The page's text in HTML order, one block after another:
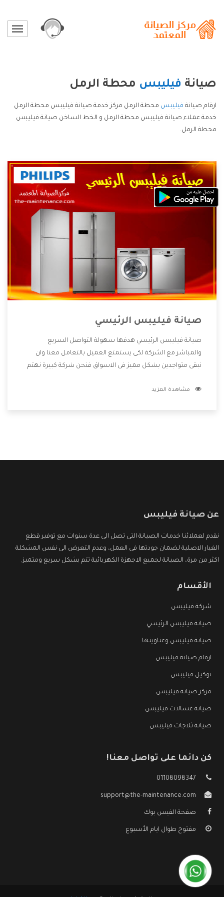
صيانة فيليبس محطة الرمل
ارقام صيانة فيليبس محطة الرمل مركز خدمة صيانة فيليبس محطة الرمل
خدمة عملاء صيانة فيليبس محطة الرمل و الخط الساخن صيانة فيليبس
محطة الرمل.
صيانة فيليبس الرئيسي
صيانة فيليبس الرئيسي هدفها سهولة التواصل السريع
والمباشر مع الشركة لكى يستمتع العميل بالتعامل معنا وان
نبقى متواجدين بشكل مميز فى الاسواق فنحن شركة كبيرة نهتم
الشركة بها والتى تكون منها خدمة الصيانة التى تكون من أهم
مشاهدة المزيد
عن صيانة فيليبس
نقدم لعملائنا خدمات الصيانة التى تصل الى عدة سنوات مع توفير قطع
الغيار الاصلية لضمان جودتها فى العمل، وعدم التعرض الى نفس المشكلة
اكثر من مرة، الصيانة لجميع الاجهزة الكهربائية تتم بشكل سريع ومتميز.
الأقسام
شركة فيليبس
صيانة فيليبس الرئيسي
صيانة فيليبس وعناوينها
ارقام صيانة فيليبس
توكيل فيليبس
مركز صيانة فيليبس
صيانة غسالات فيليبس
صيانة ثلاجات فيليبس
كن دائما على تواصل معنا!
01108098347
support@the-maintenance.com
صفحة الفيس بوك
مفتوح طوال ايام الأسبوع